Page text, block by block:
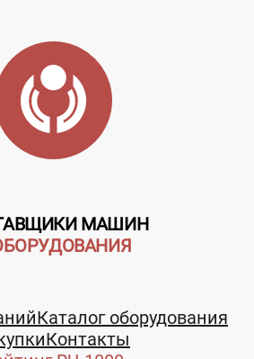
МАШИН
Каталог оборудования
Контакты